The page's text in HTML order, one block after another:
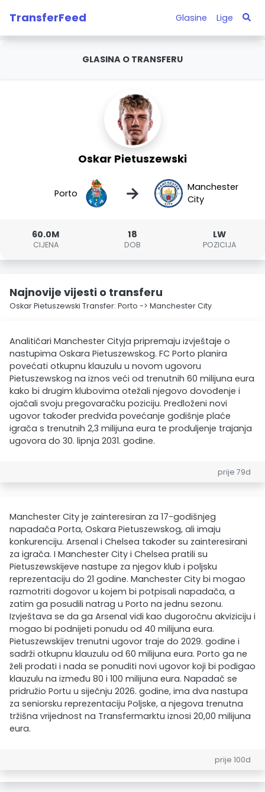
TransferFeed Glasine Lige
GLASINA O TRANSFERU
Oskar Pietuszewski
Porto →
Manchester
City
60.0M
CIJENA
18
DOB
LW
POZICIJA
Najnovije vijesti o transferu
Oskar Pietuszewski Transfer: Porto -> Manchester City
Analitičari Manchester Cityja pripremaju izvještaje o
nastupima Oskara Pietuszewskog. FC Porto planira
povećati otkupnu klauzulu u novom ugovoru
Pietuszewskog na iznos veći od trenutnih 60 milijuna eura
kako bi drugim klubovima otežali njegovo dovođenje i
ojačali svoju pregovaračku poziciju. Predloženi novi
ugovor također predviđa povećanje godišnje plaće
igrača s trenutnih 2,3 milijuna eura te produljenje trajanja
ugovora do 30. lipnja 2031. godine.
prije 79d
Manchester City je zainteresiran za 17-godišnjeg
napadača Porta, Oskara Pietuszewskog, ali imaju
konkurenciju. Arsenal i Chelsea također su zainteresirani
za igrača. I Manchester City i Chelsea pratili su
Pietuszewskijeve nastupe za njegov klub i poljsku
reprezentaciju do 21 godine. Manchester City bi mogao
razmotriti dogovor u kojem bi potpisali napadača, a
zatim ga posudili natrag u Porto na jednu sezonu.
Izvještava se da ga Arsenal vidi kao dugoročnu akviziciju i
mogao bi podnijeti ponudu od 40 milijuna eura.
Pietuszewskijev trenutni ugovor traje do 2029. godine i
sadrži otkupnu klauzulu od 60 milijuna eura. Porto ga ne
želi prodati i nada se ponuditi novi ugovor koji bi podigao
klauzulu na između 80 i 100 milijuna eura. Napadač se
pridružio Portu u siječnju 2026. godine, ima dva nastupa
za seniorsku reprezentaciju Poljske, a njegova trenutna
tržišna vrijednost na Transfermarktu iznosi 20,00 milijuna
eura.
prije 100d